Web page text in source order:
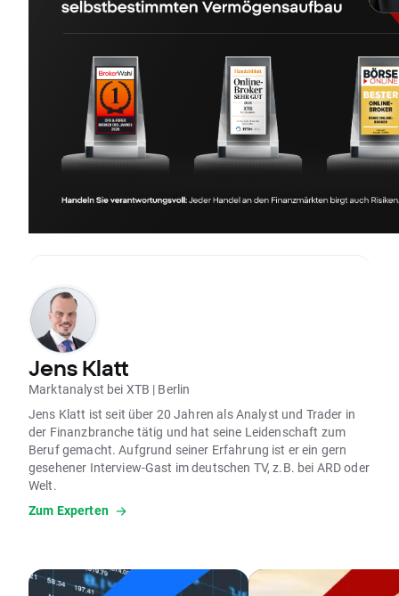
Jens Klatt
Marktanalyst bei XTB | Berlin
Jens Klatt ist seit über 20 Jahren als Analyst und Trader in
der Finanzbranche tätig und hat seine Leidenschaft zum
Beruf gemacht. Aufgrund seiner Erfahrung ist er ein gern
gesehener Interview-Gast im deutschen TV, z.B. bei ARD oder
Welt.
Zum Experten